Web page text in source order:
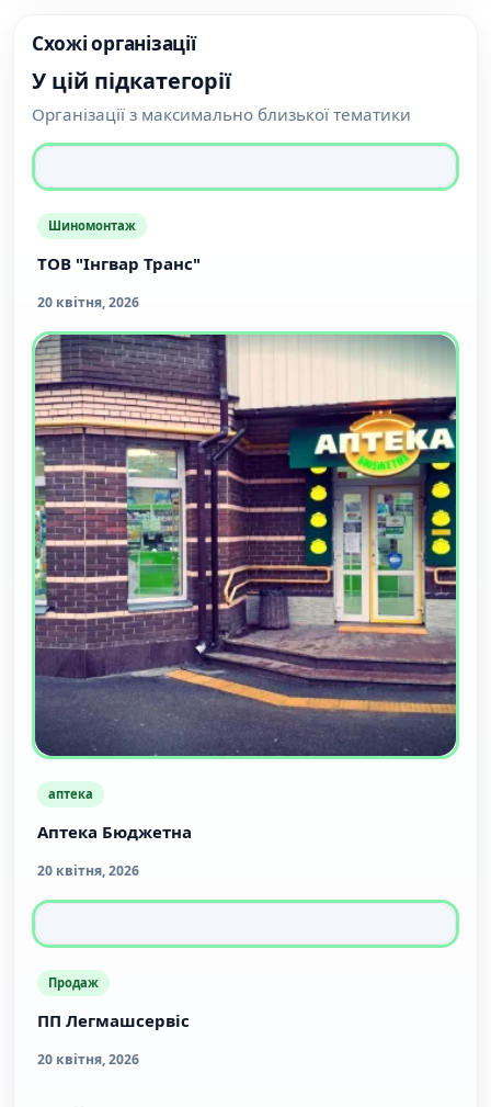
Схожі організації
У цій підкатегорії
Організації з максимально близької тематики
Шиномонтаж
ТОВ "Інгвар Транс"
20 квітня, 2026
аптека
Аптека Бюджетна
20 квітня, 2026
Продаж
ПП Легмашсервіс
20 квітня, 2026